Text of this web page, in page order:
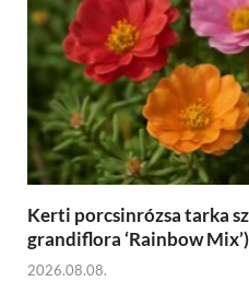
Kerti porcsinrózsa tarka
grandiflora ‘Rainbow Mix’)
2026.08.08.